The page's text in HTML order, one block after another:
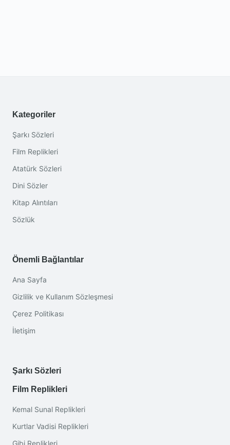
Kategoriler
Şarkı Sözleri
Film Replikleri
Atatürk Sözleri
Dini Sözler
Kitap Alıntıları
Sözlük
Önemli Bağlantılar
Ana Sayfa
Gizlilik ve Kullanım Sözleşmesi
Çerez Politikası
İletişim
Şarkı Sözleri
Film Replikleri
Kemal Sunal Replikleri
Kurtlar Vadisi Replikleri
Gibi Replikleri